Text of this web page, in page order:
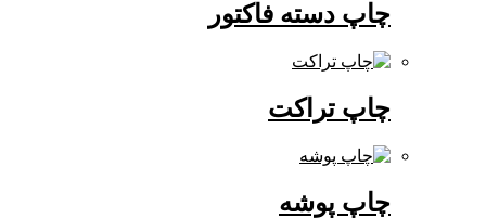
چاپ دسته فاکتور
چاپ تراکت
چاپ پوشه